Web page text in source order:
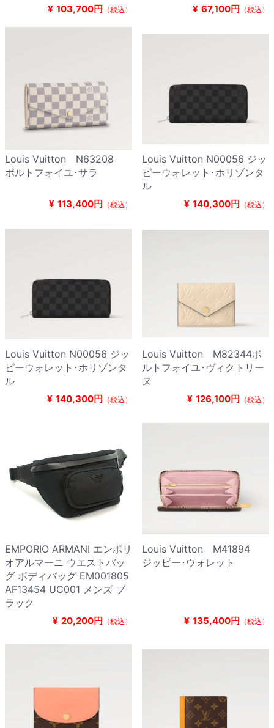
¥ 103,700円 （税込） ¥ 67,100円 （税込）
Louis Vuitton N63208
ポルトフォイユ･サラ
¥ 113,400円 （税込）
Louis Vuitton N00056 ジッ
ピーウォレット･ホリゾンタ
ル
¥ 140,300円 （税込）
Louis Vuitton N00056 ジッ
ピーウォレット･ホリゾンタ
ル
¥ 140,300円 （税込）
Louis Vuitton M82344ポ
ルトフォイユ･ヴィクトリー
ヌ
¥ 126,100円 （税込）
EMPORIO ARMANI エンポリ
オアルマーニ ウエストバッ
グ ボディバッグ EM001805
AF13454 UC001 メンズ ブ
ラック
¥ 20,200円 （税込）
Louis Vuitton M41894
ジッピー･ウォレット
¥ 135,400円 （税込）